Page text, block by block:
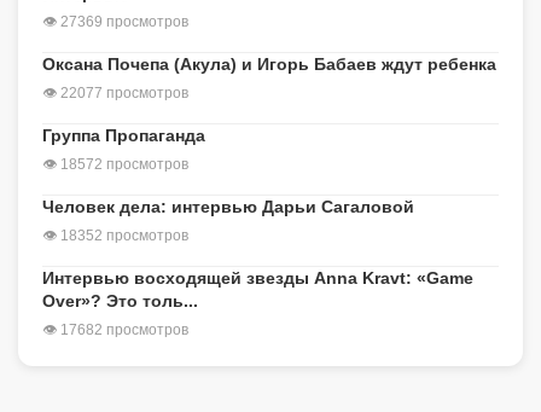
👁 27369 просмотров
Оксана Почепа (Акула) и Игорь Бабаев ждут ребенка
👁 22077 просмотров
Группа Пропаганда
👁 18572 просмотров
Человек дела: интервью Дарьи Сагаловой
👁 18352 просмотров
Интервью восходящей звезды Anna Kravt: «Game
Over»? Это толь...
👁 17682 просмотров